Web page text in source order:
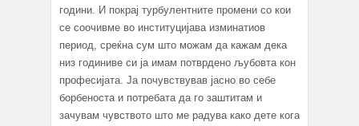
години. И покрај турбулентните промени со кои
се соочивме во институцијава изминатиов
период, среќна сум што можам да кажам дека
низ годиниве си ја имам потврдено љубовта кон
професијата. Ја почувствував јасно во себе
борбеноста и потребата да го заштитам и
зачувам чувството што ме радува како дете кога